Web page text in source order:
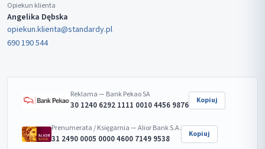
Opiekun klienta
Angelika Dębska
opiekun.klienta@standardy.pl
690 190 544
Reklama — Bank Pekao SA
30 1240 6292 1111 0010 4456 9876 Kopiuj
Prenumerata / Księgarnia — Alior Bank S.A.
31 2490 0005 0000 4600 7149 9538 Kopiuj